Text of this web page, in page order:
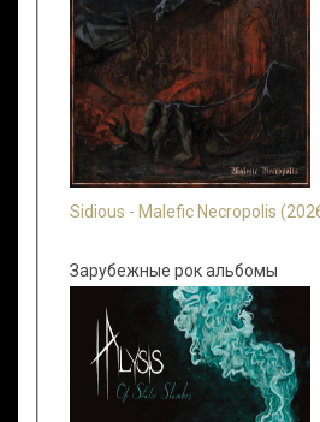
Sidious - Malefic Necropolis
Зарубежные рок альбомы